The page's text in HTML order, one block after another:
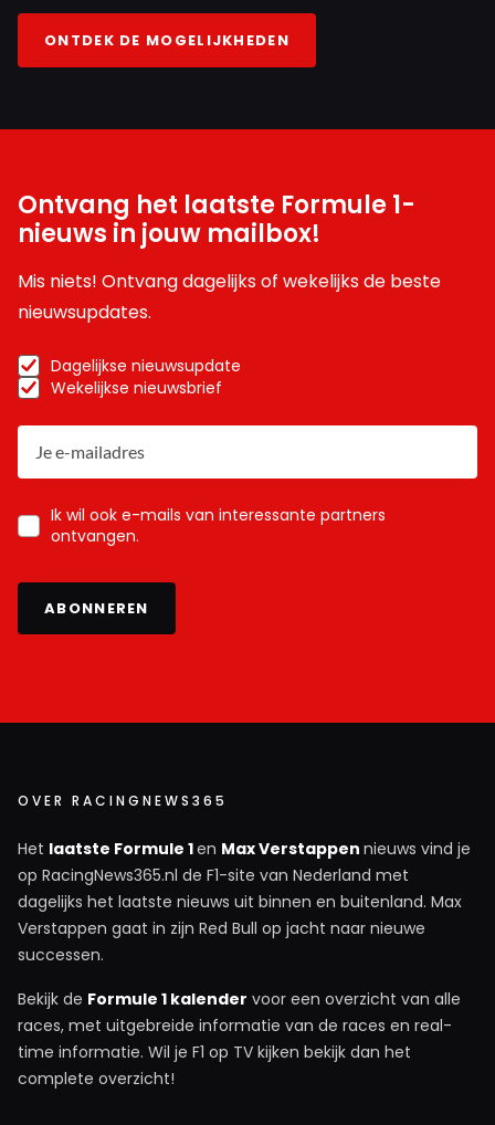
ONTDEK DE MOGELIJKHEDEN
Ontvang het laatste Formule 1-
nieuws in jouw mailbox!
Mis niets! Ontvang dagelijks of wekelijks de beste
nieuwsupdates.
Dagelijkse nieuwsupdate
Wekelijkse nieuwsbrief
Ik wil ook e-mails van interessante partners
ontvangen.
ABONNEREN
OVER RACINGNEWS365
Het laatste Formule 1en Max Verstappen nieuws vind je
op RacingNews365.nl de F1-site van Nederland met
dagelijks het laatste nieuws uit binnen en buitenland. Max
Verstappen gaat in zijn Red Bull op jacht naar nieuwe
successen.
Bekijk de Formule 1 kalender voor een overzicht van alle
races, met uitgebreide informatie van de races en real-
time informatie. Wil je F1 op TV kijken bekijk dan het
complete overzicht!